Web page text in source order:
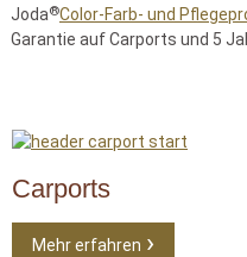
Joda®Color-Farb- und
Garantie auf Carports und 5
Carports
Mehr erfahren